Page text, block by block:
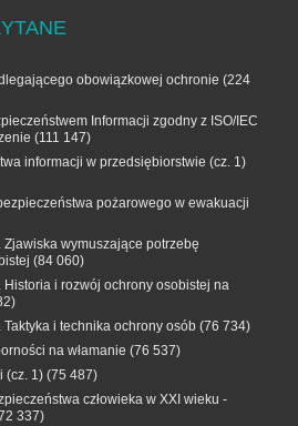
obowiązkowej ochronie (224
Informacji zgodny z ISO/IEC
(111 147)
informacji w przedsiębiorstwie (cz. 1)
pożarowego w ewakuacji
wymuszające potrzebę
(84 060)
Historia i rozwój ochrony osobistej na
i technika ochrony osób (76 734)
na włamanie (76 537)
(cz. 1) (75 487)
człowieka w XXI wieku -
337)